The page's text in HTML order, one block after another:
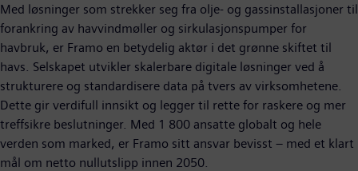
Med løsninger som strekker seg fra olje- og gassinstallasjoner til
forankring av havvindmøller og sirkulasjonspumper for
havbruk, er Framo en betydelig aktør i det grønne skiftet til
havs. Selskapet utvikler skalerbare digitale løsninger ved å
strukturere og standardisere data på tvers av virksomhetene.
Dette gir verdifull innsikt og legger til rette for raskere og mer
treffsikre beslutninger. Med 1 800 ansatte globalt og hele
verden som marked, er Framo sitt ansvar bevisst – med et klart
mål om netto nullutslipp innen 2050.